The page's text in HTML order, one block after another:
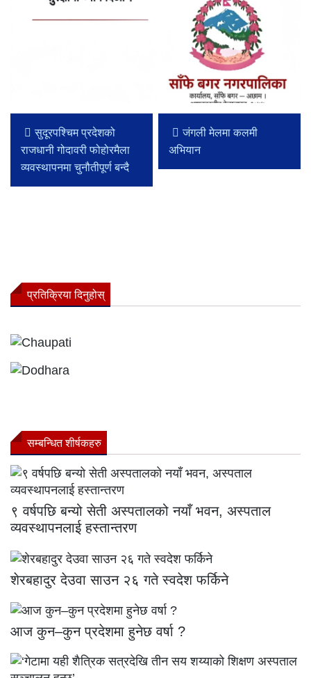
सुदूरपश्चिम प्रदेशको
राजधानी गोदावरी फोहोरमैला
व्यवस्थापनमा चुनौतीपूर्ण बन्दै
जंगली मेलमा कलमी
अभियान
प्रतिक्रिया दिनुहोस्
सम्बन्धित शीर्षकहरु
९ वर्षपछि बन्यो सेती अस्पतालको नयाँ भवन, अस्पताल
व्यवस्थापनलाई हस्तान्तरण
शेरबहादुर देउवा साउन २६ गते स्वदेश फर्किने
आज कुन–कुन प्रदेशमा हुनेछ वर्षा ?